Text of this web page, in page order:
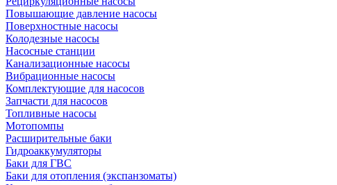
Повышающие давление насосы
Поверхностные насосы
Колодезные насосы
Насосные станции
Канализационные насосы
Вибрационные насосы
Комплектующие для насосов
Запчасти для насосов
Топливные насосы
Мотопомпы
Расширительные баки
Гидроаккумуляторы
Баки для ГВС
Баки для отопления (экспанзоматы)